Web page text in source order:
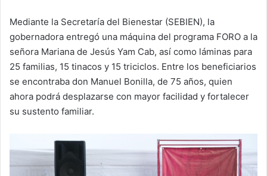
Mediante la Secretaría del Bienestar (SEBIEN), la
gobernadora entregó una máquina del programa FORO a la
señora Mariana de Jesús Yam Cab, así como láminas para
25 familias, 15 tinacos y 15 triciclos. Entre los beneficiarios
se encontraba don Manuel Bonilla, de 75 años, quien
ahora podrá desplazarse con mayor facilidad y fortalecer
su sustento familiar.